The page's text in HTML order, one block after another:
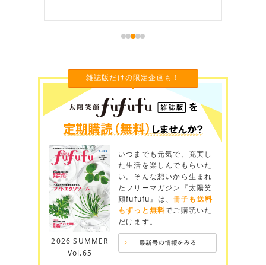
雑誌版だけの限定企画も！
2026 SUMMER
Vol.65
いつまでも元気で、充実し
た生活を楽しんでもらいた
い。そんな想いから生まれ
たフリーマガジン『太陽笑
顔fufufu』は、 冊子も送料
もずっと無料でご購読いた
だけます。